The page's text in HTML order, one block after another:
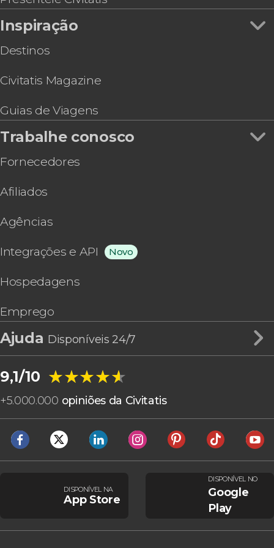
Inspiração
Destinos
Civitatis Magazine
Guias de Viagens
Trabalhe conosco
Fornecedores
Afiliados
Agências
Integrações e API Novo
Hospedagens
Emprego
Ajuda Disponíveis 24/7
9,1/10 ★★★★★
★★★★★
+5.000.000 opiniões da Civitatis
DISPONÍVEL NA
App Store
DISPONÍVEL NO
Google
Play